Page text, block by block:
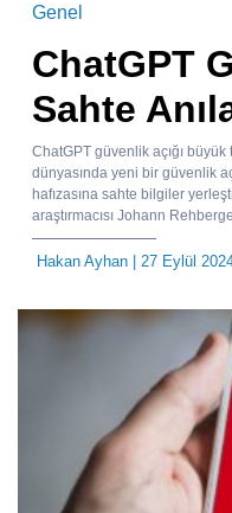
Genel
ChatGPT
Sahte
ChatGPT güvenlik açığı
dünyasında yeni bir güvenlik
hafızasına sahte bilgiler
araştırmacısı Johann
Hakan Ayhan | 27 Eylül